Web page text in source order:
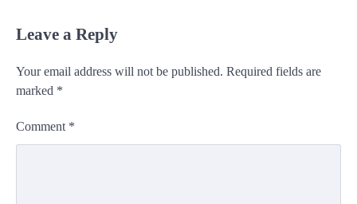
Leave a Reply
Your email address will not be published. Required fields are
marked *
Comment *